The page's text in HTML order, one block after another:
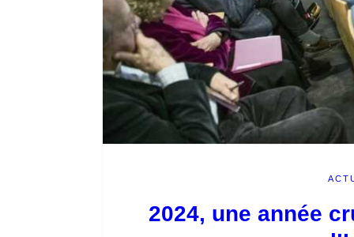
2024, une année